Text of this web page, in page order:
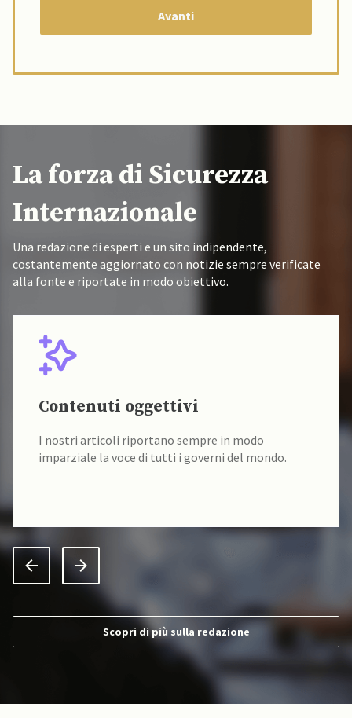
La forza di Sicurezza
Internazionale
Una redazione di esperti e un sito indipendente,
costantemente aggiornato con notizie sempre verificate
alla fonte e riportate in modo obiettivo.
Contenuti oggettivi
I nostri articoli riportano sempre in modo
imparziale la voce di tutti i governi del mondo.
Scopri di più sulla redazione